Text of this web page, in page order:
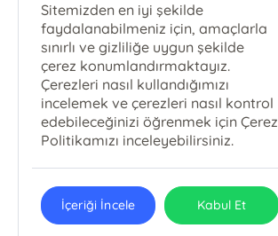
Sitemizden en iyi şekilde
faydalanabilmeniz için, amaçlarla
sınırlı ve gizliliğe uygun şekilde
çerez konumlandırmaktayız.
Çerezleri nasıl kullandığımızı
incelemek ve çerezleri nasıl kontrol
edebileceğinizi öğrenmek için Çerez
Politikamızı inceleyebilirsiniz.
İçeriği İncele Kabul Et